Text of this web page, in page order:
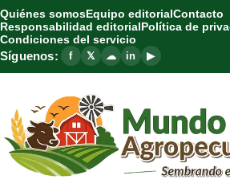
Quiénes somosEquipo editorialContacto
Responsabilidad editorialPolítica de
Condiciones del servicio
Síguenos: f 𝕏 ☁ in ▶